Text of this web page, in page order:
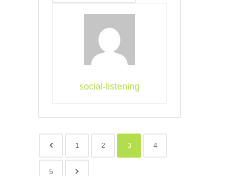
social-listening
1 2 3 4
5